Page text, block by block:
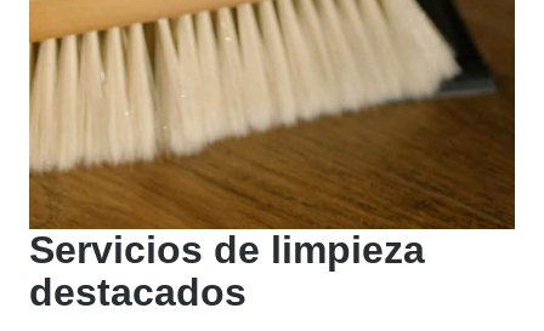
Servicios de limpieza
destacados